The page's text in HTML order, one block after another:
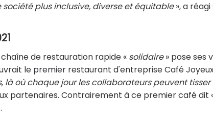
plus inclusive, diverse et équitable», a réagi
de restauration rapide « solidaire» pose ses
le premier restaurant d'entreprise Café
où chaque jour les collaborateurs peuvent tisser
partenaires. Contrairement à ce premier café dit